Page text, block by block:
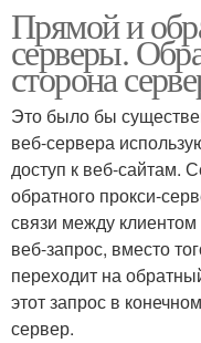
Прямой и
серверы.
сторона
Это было бы
веб-сервера
доступ к веб-сайтам.
обратного прокси-
связи между
веб-запрос, вместо
переходит на
этот запрос в
сервер.